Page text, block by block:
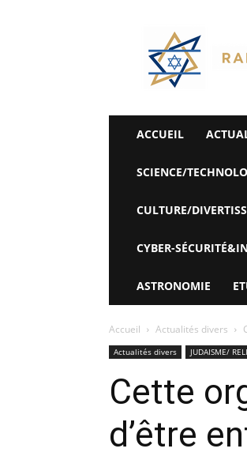
Rak
Be
Israel-
Alyaexpress-
News
ACCUEIL
SCIENCE/
CULTURE/
CYBER-
ASTRONOMIE
Accueil Actualités divers
Actualités divers JUDAISME/
Cette
d’être